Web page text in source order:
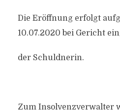
Die Eröffnung erfolgt
10.07.2020 bei Gericht
der Schuldnerin.
Zum Insolvenzverwalter